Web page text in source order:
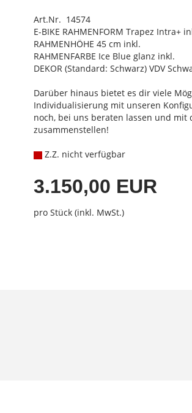
Art.Nr. 14574
E-BIKE RAHMENFORM Trapez Intra+
RAHMENHÖHE 45 cm inkl.
RAHMENFARBE Ice Blue glanz inkl.
DEKOR (Standard: Schwarz) VDV
Darüber hinaus bietet es dir viele
Individualisierung mit unseren
noch, bei uns beraten lassen und mit
zusammenstellen!
Z.Z. nicht verfügbar
3.150,00 EUR
pro Stück (inkl. MwSt.)